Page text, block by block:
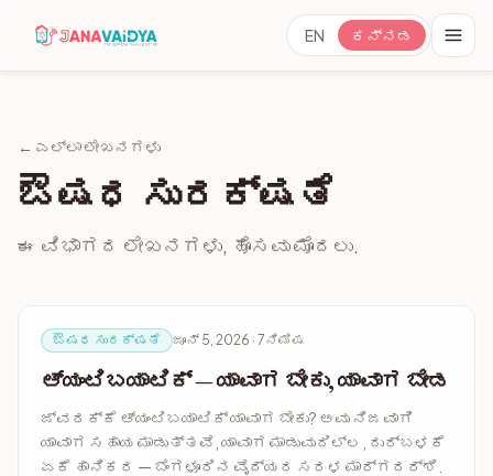
EN ಕನ್ನಡ
← ಎಲ್ಲಾ ಲೇಖನಗಳು
ಔಷಧ ಸುರಕ್ಷತೆ
ಈ ವಿಭಾಗದ ಲೇಖನಗಳು, ಹೊಸವು ಮೊದಲು.
ಔಷಧ ಸುರಕ್ಷತೆ ಜೂನ್ 5, 2026 · 7ನಿಮಿಷ
ಆ್ಯಂಟಿಬಯಾಟಿಕ್ — ಯಾವಾಗ ಬೇಕು, ಯಾವಾಗ ಬೇಡ
ಜ್ವರಕ್ಕೆ ಆ್ಯಂಟಿಬಯಾಟಿಕ್ ಯಾವಾಗ ಬೇಕು? ಅವು ನಿಜವಾಗಿ
ಯಾವಾಗ ಸಹಾಯ ಮಾಡುತ್ತವೆ, ಯಾವಾಗ ಮಾಡುವುದಿಲ್ಲ, ದುರ್ಬಳಕೆ
ಏಕೆ ಹಾನಿಕರ — ಬೆಂಗಳೂರಿನ ವೈದ್ಯರ ಸರಳ ಮಾರ್ಗದರ್ಶಿ.